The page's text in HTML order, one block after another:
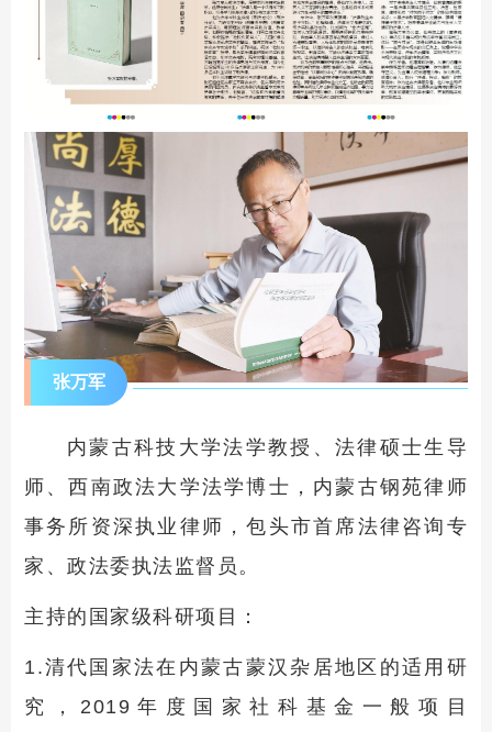
张万军
内蒙古科技大学法学教授、法律硕士生导
师、西南政法大学法学博士，内蒙古钢苑律师
事务所资深执业律师，包头市首席法律咨询专
家、政法委执法监督员。
主持的国家级科研项目：
1.清代国家法在内蒙古蒙汉杂居地区的适用研
究，2019年度国家社科基金一般项目